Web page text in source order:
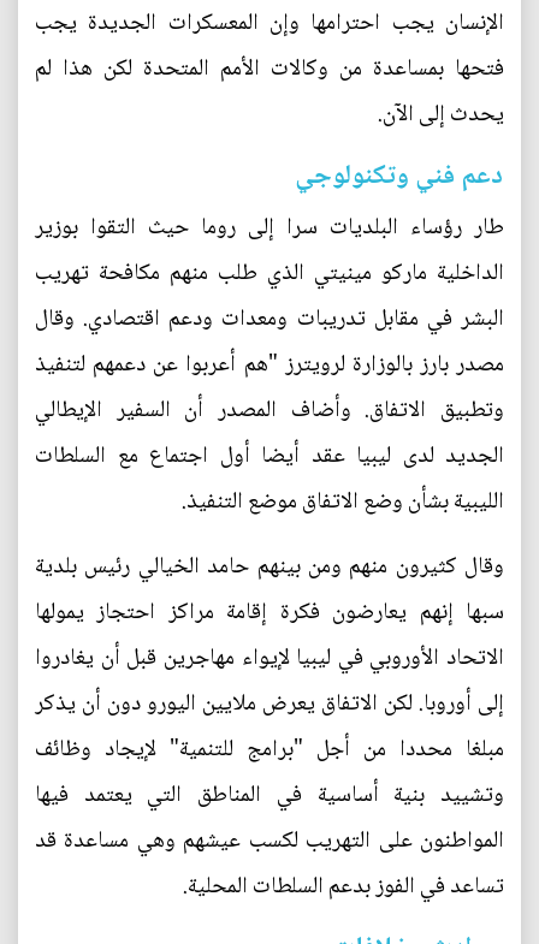
الإنسان يجب احترامها وإن المعسكرات الجديدة يجب
فتحها بمساعدة من وكالات الأمم المتحدة لكن هذا لم
يحدث إلى الآن.
دعم فني وتكنولوجي
طار رؤساء البلديات سرا إلى روما حيث التقوا بوزير
الداخلية ماركو مينيتي الذي طلب منهم مكافحة تهريب
البشر في مقابل تدريبات ومعدات ودعم اقتصادي. وقال
مصدر بارز بالوزارة لرويترز "هم أعربوا عن دعمهم لتنفيذ
وتطبيق الاتفاق. وأضاف المصدر أن السفير الإيطالي
الجديد لدى ليبيا عقد أيضا أول اجتماع مع السلطات
الليبية بشأن وضع الاتفاق موضع التنفيذ.
وقال كثيرون منهم ومن بينهم حامد الخيالي رئيس بلدية
سبها إنهم يعارضون فكرة إقامة مراكز احتجاز يمولها
الاتحاد الأوروبي في ليبيا لإيواء مهاجرين قبل أن يغادروا
إلى أوروبا. لكن الاتفاق يعرض ملايين اليورو دون أن يذكر
مبلغا محددا من أجل "برامج للتنمية" لإيجاد وظائف
وتشييد بنية أساسية في المناطق التي يعتمد فيها
المواطنون على التهريب لكسب عيشهم وهي مساعدة قد
تساعد في الفوز بدعم السلطات المحلية.